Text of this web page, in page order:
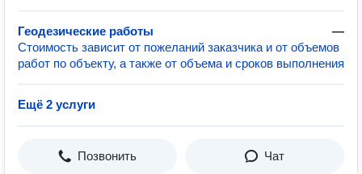
Геодезические работы
—
Стоимость зависит от пожеланий заказчика и от объемов
работ по объекту, а также от объема и сроков выполнения
Ещё 2 услуги
Позвонить Чат